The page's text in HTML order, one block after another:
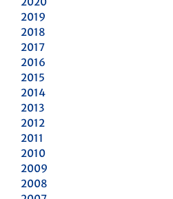
2019
2018
2017
2016
2015
2014
2013
2012
2011
2010
2009
2008